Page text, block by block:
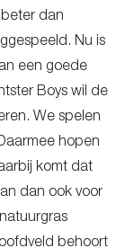
dan
Nu is
een goede
Boys wil de
We spelen
hopen
komt dat
dan ook voor
behoort